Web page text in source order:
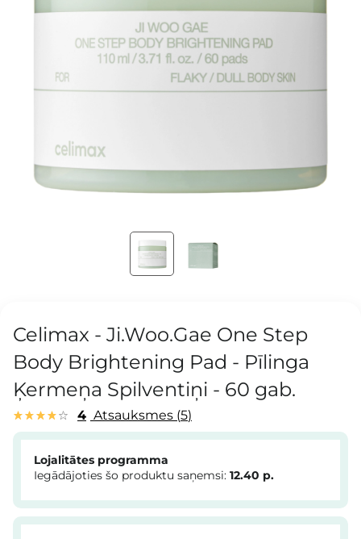
Celimax - Ji.Woo.Gae One Step
Body Brightening Pad - Pīlinga
Ķermeņa Spilventiņi - 60 gab.
4 Atsauksmes 5
Lojalitātes programma
Iegādājoties šo produktu saņemsi: 12.40 p.